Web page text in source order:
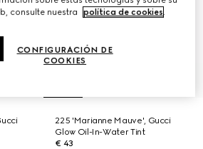
225 'Marianne Mauve', Gucci
Glow Oil-In-Water Tint
€ 43
consulte nuestra
política de cookies.
CONFIGURACIÓN DE
COOKIES